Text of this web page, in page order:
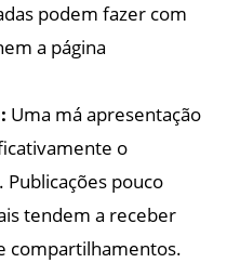
podem fazer com
a página
Uma má apresentação
o
pouco
tendem a receber
compartilhamentos.